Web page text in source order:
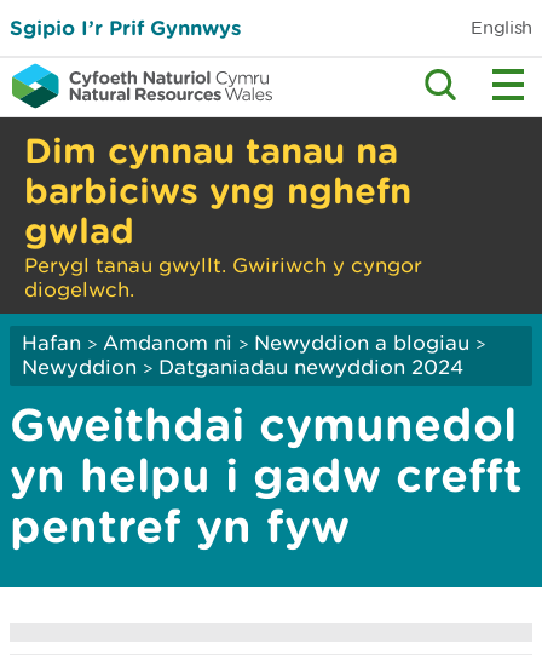
Sgipio I’r Prif Gynnwys English
Dim cynnau tanau na
barbiciws yng nghefn
gwlad
Perygl tanau gwyllt. Gwiriwch y cyngor
diogelwch.
Hafan > Amdanom ni > Newyddion a blogiau >
Newyddion > Datganiadau newyddion 2024
Gweithdai cymunedol
yn helpu i gadw crefft
pentref yn fyw